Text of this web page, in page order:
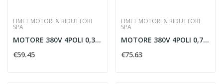
FIMET MOTORI & RIDUTTORI
SPA
MOTORE 380V 4POLI 0,37KW B3
€59.45
FIMET MOTORI & RIDUTTORI
SPA
MOTORE 380V 4POLI 0,75KW B3
€75.63